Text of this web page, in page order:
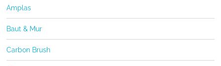
Amplas
Baut & Mur
Carbon Brush